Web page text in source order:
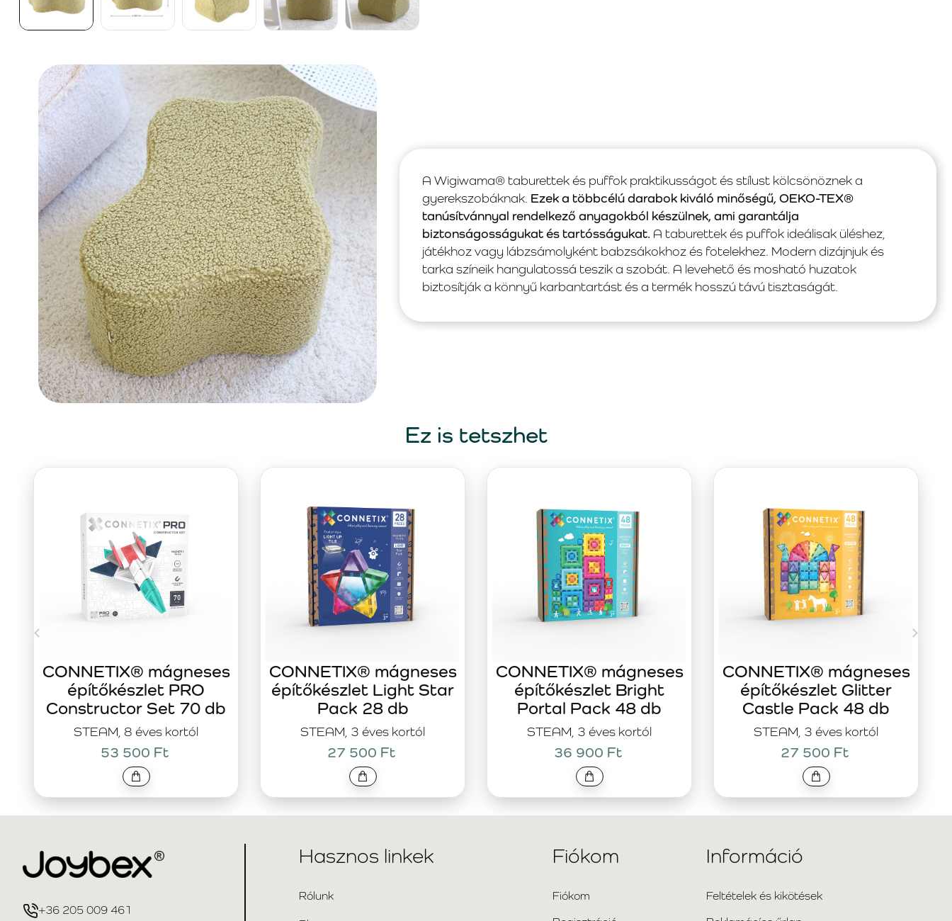
A Wigiwama® taburettek és puffok praktikusságot és stílust kölcsönöznek a
gyerekszobáknak. Ezek a többcélú darabok kiváló minőségű, OEKO-TEX®
tanúsítvánnyal rendelkező anyagokból készülnek, ami garantálja
biztonságosságukat és tartósságukat. A taburettek és puffok ideálisak üléshez,
játékhoz vagy lábzsámolyként babzsákokhoz és fotelekhez. Modern dizájnjuk és
tarka színeik hangulatossá teszik a szobát. A levehető és mosható huzatok
biztosítják a könnyű karbantartást és a termék hosszú távú tisztaságát.
Ez is tetszhet
STEAM, 8 éves kortól
CONNETIX® mágneses
építőkészlet PRO
Constructor Set 70 db
53 500 Ft
STEAM, 3 éves kortól
CONNETIX® mágneses
építőkészlet Light Star
Pack 28 db
27 500 Ft
STEAM, 3 éves kortól
CONNETIX® mágneses
építőkészlet Bright
Portal Pack 48 db
36 900 Ft
STEAM, 3 éves kortól
CONNETIX® mágneses
építőkészlet Glitter
Castle Pack 48 db
27 500 Ft
+36 205 009 461
Hasznos linkek
Rólunk
Fiókom
Fiókom
Információ
Feltételek és kikötések